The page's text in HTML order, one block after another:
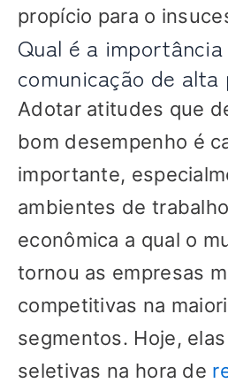
propício para o
Qual é a
comunicação de
Adotar atitudes que
bom desempenho é
importante,
ambientes de
econômica a qual o
tornou as empresas
competitivas na
segmentos. Hoje,
seletivas na hora de